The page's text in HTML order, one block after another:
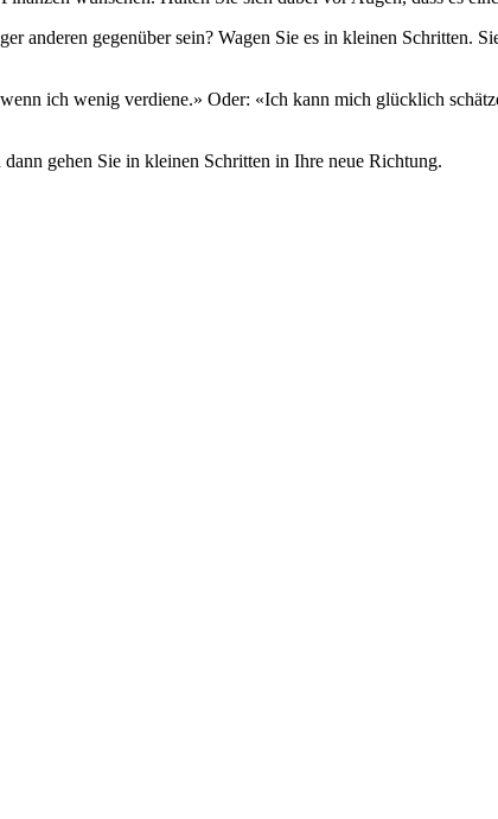
anderen gegenüber sein? Wagen Sie es in kleinen Schritten.
ich wenig verdiene.» Oder: «Ich kann mich glücklich
gehen Sie in kleinen Schritten in Ihre neue Richtung.